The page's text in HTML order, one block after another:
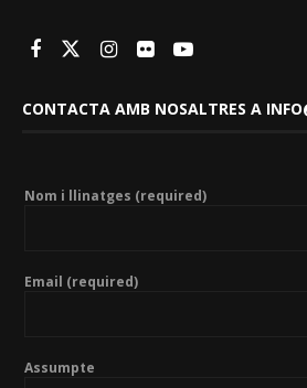
CONTACTA AMB NOSALTRES A
Nom i llinatges (required)
Email (required)
Assumpte